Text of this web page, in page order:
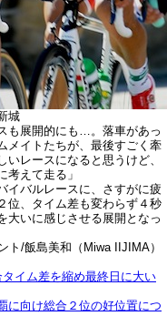
城
も展開的にも…。落車があっ
メイトたちが、最後すごく牽
レースになると思うけど、
えて走る」
イバルレースに、さすがに疲
位、タイム差も変わらず４秒
大いに感じさせる展開となっ
ト/飯島美和（Miwa IIJIMA）
イム差を縮め最終日に大い
に向け総合２位の好位置につ